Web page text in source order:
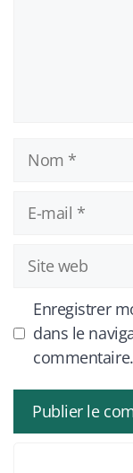
Nom
mail
Site
web
Enregistrer
dans le
commentaire.